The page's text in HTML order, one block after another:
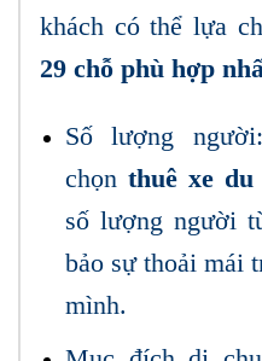
khách có thể lựa
29 chỗ phù hợp
Số lượng
chọn thuê xe
số lượng người
bảo sự thoải mái
mình.